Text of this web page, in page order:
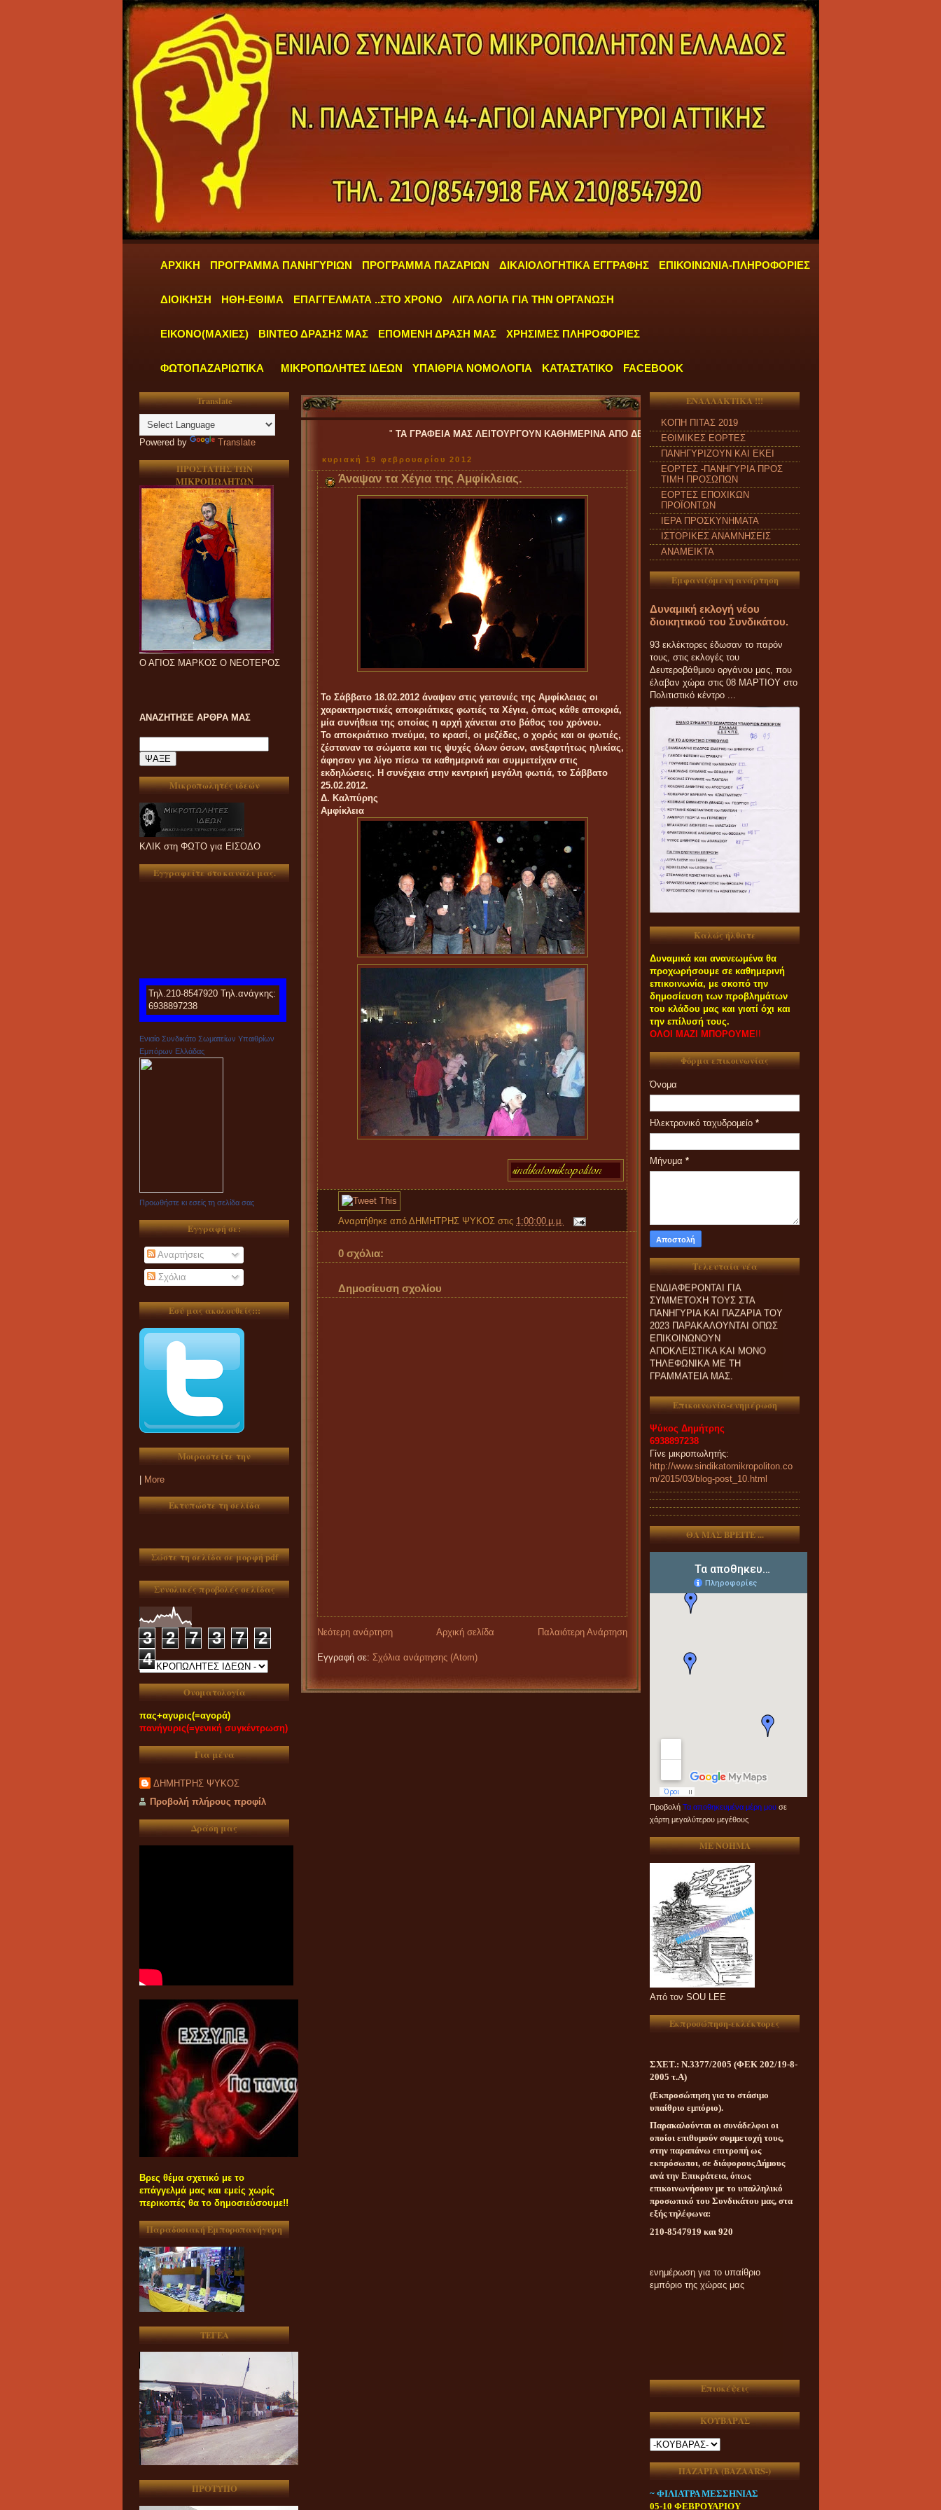
ΑΡΧΙΚΗ ΠΡΟΓΡΑΜΜΑ ΠΑΝΗΓΥΡΙΩΝ ΠΡΟΓΡΑΜΜΑ ΠΑΖΑΡΙΩΝ ΔΙΚΑΙΟΛΟΓΗΤΙΚΑ ΕΓΓΡΑΦΗΣ ΕΠΙΚΟΙΝΩΝΙΑ-ΠΛΗΡΟΦΟΡΙΕΣ
ΔΙΟΙΚΗΣΗ ΗΘΗ-ΕΘΙΜΑ ΕΠΑΓΓΕΛΜΑΤΑ ..ΣΤΟ ΧΡΟΝΟ ΛΙΓΑ ΛΟΓΙΑ ΓΙΑ ΤΗΝ ΟΡΓΑΝΩΣΗ
ΕΙΚΟΝΟ(ΜΑΧΙΕΣ) ΒΙΝΤΕΟ ΔΡΑΣΗΣ ΜΑΣ ΕΠΟΜΕΝΗ ΔΡΑΣΗ ΜΑΣ ΧΡΗΣΙΜΕΣ ΠΛΗΡΟΦΟΡΙΕΣ
ΦΩΤΟΠΑΖΑΡΙΩΤΙΚΑ ΜΙΚΡΟΠΩΛΗΤΕΣ ΙΔΕΩΝ ΥΠΑΙΘΡΙΑ ΝΟΜΟΛΟΓΙΑ ΚΑΤΑΣΤΑΤΙΚΟ FACEBOOK
Translate
Powered by Translate
ΠΡΟΣΤΑΤΗΣ ΤΩΝ
ΜΙΚΡΟΠΩΛΗΤΩΝ
Ο ΑΓΙΟΣ ΜΑΡΚΟΣ Ο ΝΕΟΤΕΡΟΣ
ΑΝΑΖΗΤΗΣΕ ΑΡΘΡΑ ΜΑΣ
Μικροπωλητές ιδεών
ΚΛΙΚ στη ΦΩΤΟ για ΕΙΣΟΔΟ
Εγγραφείτε στο κανάλι μας.
Τηλ.210-8547920 Τηλ.ανάγκης:
6938897238
Ενιαίο Συνδικάτο Σωματείων Υπαιθρίων
Εμπόρων Ελλάδας
Προωθήστε κι εσείς τη σελίδα σας
Εγγραφή σε:
Αναρτήσεις
Σχόλια
Εσύ μας ακολουθείς:::
Μοιραστείτε την
More
Εκτυπώστε τη σελίδα
Σώστε τη σελίδα σε μορφή pdf
Συνολικές προβολές σελίδας
3 2 7 3 7
2
4
Ονοματολογία
πας+αγυρις(=αγορά)
πανήγυρις(=γενική συγκέντρωση)
Για μένα
ΔΗΜΗΤΡΗΣ ΨΥΚΟΣ
Προβολή πλήρους προφίλ
Δράση μας
Βρες θέμα σχετικό με το
επάγγελμά μας και εμείς χωρίς
περικοπές θα το δημοσιεύσουμε!!
Παραδοσιακή Εμποροπανήγυρη
ΤΕΓΕΑ
ΠΡΟΤΥΠΟ
ΤΑ ΓΡΑΦΕΙΑ ΜΑΣ ΛΕΙΤΟΥΡΓΟΥΝ ΚΑΘΗΜΕΡΙΝΑ ΑΠΟ ΔΕΥΤΕΡΑ έως ΠΑΡΑΣΚΕΥΗ και από ώρα 09:00 π.μ. έως 04:00 μ.μ.
κυριακή 19 φεβρουαρίου 2012
Άναψαν τα Χέγια της Αμφίκλειας.
Το Σάββατο 18.02.2012 άναψαν στις γειτονιές της Αμφίκλειας οι
χαρακτηριστικές αποκριάτικες φωτιές τα Χέγια, όπως κάθε αποκριά,
μία συνήθεια της οποίας η αρχή χάνεται στο βάθος του χρόνου.
Το αποκριάτικο πνεύμα, το κρασί, οι μεζέδες, ο χορός και οι φωτιές,
ζέσταναν τα σώματα και τις ψυχές όλων όσων, ανεξαρτήτως ηλικίας,
άφησαν για λίγο πίσω τα καθημερινά και συμμετείχαν στις
εκδηλώσεις. Η συνέχεια στην κεντρική μεγάλη φωτιά, το Σάββατο
25.02.2012.
Δ. Καλπύρης
Αμφίκλεια
Αναρτήθηκε από ΔΗΜΗΤΡΗΣ ΨΥΚΟΣ στις 1:00:00 μ.μ.
0 σχόλια:
Δημοσίευση σχολίου
Νεότερη ανάρτηση Παλαιότερη Ανάρτηση
Αρχική σελίδα
Εγγραφή σε: Σχόλια ανάρτησης (Atom)
ΕΝΑΛΛΑΚΤΙΚΑ !!!
ΚΟΠΗ ΠΙΤΑΣ 2019
ΕΘΙΜΙΚΕΣ ΕΟΡΤΕΣ
ΠΑΝΗΓΥΡΙΖΟΥΝ ΚΑΙ ΕΚΕΙ
ΕΟΡΤΕΣ -ΠΑΝΗΓΥΡΙΑ ΠΡΟΣ
ΤΙΜΗ ΠΡΟΣΩΠΩΝ
ΕΟΡΤΕΣ ΕΠΟΧΙΚΩΝ
ΠΡΟΪΟΝΤΩΝ
ΙΕΡΑ ΠΡΟΣΚΥΝΗΜΑΤΑ
ΙΣΤΟΡΙΚΕΣ ΑΝΑΜΝΗΣΕΙΣ
ΑΝΑΜΕΙΚΤΑ
Εμφανιζόμενη ανάρτηση
Δυναμική εκλογή νέου
διοικητικού του Συνδικάτου.
93 εκλέκτορες έδωσαν το παρόν
τους, στις εκλογές του
Δευτεροβάθμιου οργάνου μας, που
έλαβαν χώρα στις 08 ΜΑΡΤΙΟΥ στο
Πολιτιστικό κέντρο ...
Καλώς ήλθατε
Δυναμικά και ανανεωμένα θα
προχωρήσουμε σε καθημερινή
επικοινωνία, με σκοπό την
δημοσίευση των προβλημάτων
του κλάδου μας και γιατί όχι και
την επίλυσή τους.
ΟΛΟΙ ΜΑΖΙ ΜΠΟΡΟΥΜΕ!!
Φόρμα επικοινωνίας
Όνομα
Ηλεκτρονικό ταχυδρομείο *
Μήνυμα *
Τελευταία νέα
ΟΙ ΣΥΝΑΔΕΛΦΟΙ ΠΟΥ
ΕΝΔΙΑΦΕΡΟΝΤΑΙ ΓΙΑ
ΣΥΜΜΕΤΟΧΗ ΤΟΥΣ ΣΤΑ
ΠΑΝΗΓΥΡΙΑ ΚΑΙ ΠΑZΑΡΙΑ ΤΟΥ
2023 ΠΑΡΑΚΑΛΟΥΝΤΑΙ ΟΠΩΣ
ΕΠΙΚΟΙΝΩΝΟΥΝ
ΑΠΟΚΛΕΙΣΤΙΚΑ ΚΑΙ ΜΟΝΟ
ΤΗΛΕΦΩΝΙΚΑ ΜΕ ΤΗ
ΓΡΑΜΜΑΤΕΙΑ ΜΑΣ.
Επικοινωνία-ενημέρωση
Ψύκος Δημήτρης
6938897238
Γίνε μικροπωλητής:
http://www.sindikatomikropoliton.co
m/2015/03/blog-post_10.html
ΘΑ ΜΑΣ ΒΡΕΙΤΕ ...
Προβολή Τα αποθηκευμένα μέρη μου σε
χάρτη μεγαλύτερου μεγέθους
ME NOHMA
Aπό τον SOU LEE
Εκπροσώπηση-εκλέκτορες
ΣΧΕΤ.: Ν.3377/2005 (ΦΕΚ 202/19-8-
2005 τ.Α)
(Εκπροσώπηση για το στάσιμο
υπαίθριο εμπόριο).
Παρακαλούνται οι συνάδελφοι οι
οποίοι επιθυμούν συμμετοχή τους,
στην παραπάνω επιτροπή ως
εκπρόσωποι, σε διάφορους Δήμους
ανά την Επικράτεια, όπως
επικοινωνήσουν με το υπαλληλικό
προσωπικό του Συνδικάτου μας, στα
εξής τηλέφωνα:
210-8547919 και 920
εμπόριο της χώρας μας
Επισκέψεις
ΚΟΥΒΑΡΑΣ
ΠΑΖΑΡΙΑ (ΒAZAARS-)
~ ΦΙΛΙΑΤΡΑ ΜΕΣΣΗΝΙΑΣ
05-10 ΦΕΒΡΟΥΑΡΙΟΥ